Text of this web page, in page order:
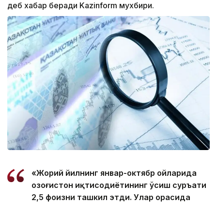
деб хабар беради Kazinform мухбири.
«Жорий йилнинг январ-октябр ойларида
Қозоғистон иқтисодиётининг ўсиш суръати
2,5 фоизни ташкил этди. Улар орасида